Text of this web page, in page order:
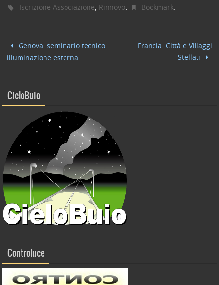
c
b
o
k
itt k
dI
n
ai n
vi
Iscrizione Associazione, Rinnovo. Bookmark.
Genova: seminario tecnico
illuminazione esterna
Francia: Città e Villaggi
Stellati
CieloBuio
Controluce